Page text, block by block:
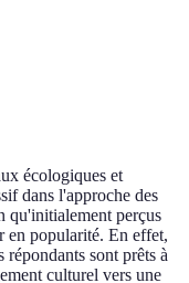
écologiques et
dans l'approche des
qu'initialement perçus
en popularité. En effet,
répondants sont prêts à
culturel vers une